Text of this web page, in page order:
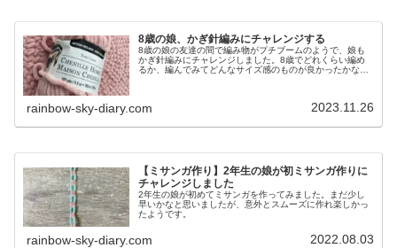
8歳の娘、かぎ針編みにチャレンジする
8歳の娘の友達の間で編み物がプチブームのようで、娘も
かぎ針編みにチャレンジしました。8歳でどれくらい編め
るか、編んでみてどんなサイズ感のものが良かったかなど
rainbow-sky-diary.com 2023.11.26
【ミサンガ作り】2年生の娘が初ミサンガ作りに
チャレンジしました
2年生の娘が初めてミサンガを作ってみました。まだ少し
早いかなと思いましたが、意外とスムーズに作れ楽しかっ
たようです。
rainbow-sky-diary.com 2022.08.03